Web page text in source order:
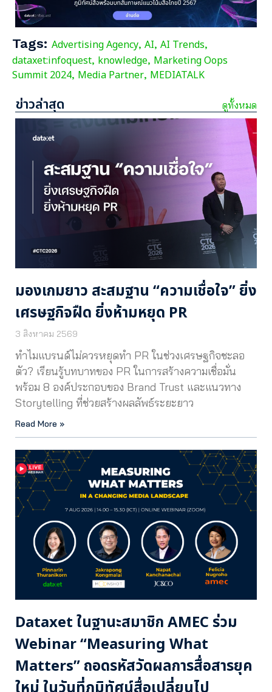
Tags: Advertising Agency, AI, AI Trends,
dataxet:infoquest, knowledge, Marketing Oops
Summit 2024, Media Partner, MEDIATALK
ข่าวล่าสุด ดูทั้งหมด
มองเกมยาว สะสมฐาน “ความเชื่อใจ” ยิ่ง
เศรษฐกิจฝืด ยิ่งห้ามหยุด PR
3 สิงหาคม 2569
ทำไมแบรนด์ไม่ควรหยุดทำ PR ในช่วงเศรษฐกิจชะลอ
ตัว? เรียนรู้บทบาทของ PR ในการสร้างความเชื่อมั่น
พร้อม 8 องค์ประกอบของ Brand Trust และแนวทาง
Storytelling ที่ช่วยสร้างผลลัพธ์ระยะยาว
Read More »
Dataxet ในฐานะสมาชิก AMEC ร่วม
Webinar “Measuring What
Matters” ถอดรหัสวัดผลการสื่อสารยุค